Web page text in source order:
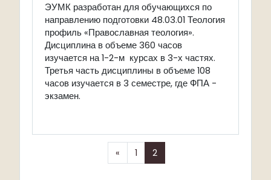
ЭУМК разработан для обучающихся по
направлению подготовки 48.03.01 Теология
профиль «Православная теология».
Дисциплина в объеме 360 часов
изучается на 1-2-м курсах в 3-х частях.
Третья часть дисциплины в объеме 108
часов изучается в 3 семестре, где ФПА -
экзамен.
« Назад
1 2